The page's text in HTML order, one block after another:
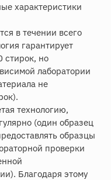
характеристики
в течении всего
гарантирует
стирок, но
лаборатории
не
технологию,
(один образец
образцы
проверки
Благодаря этому